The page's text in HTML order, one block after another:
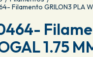
Filamento GRILON3 PLA
1.75